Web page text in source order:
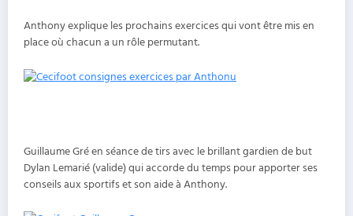
Anthony explique les prochains exercices qui vont être mis en
place où chacun a un rôle permutant.
Guillaume Gré en séance de tirs avec le brillant gardien de but
Dylan Lemarié (valide) qui accorde du temps pour apporter ses
conseils aux sportifs et son aide à Anthony.